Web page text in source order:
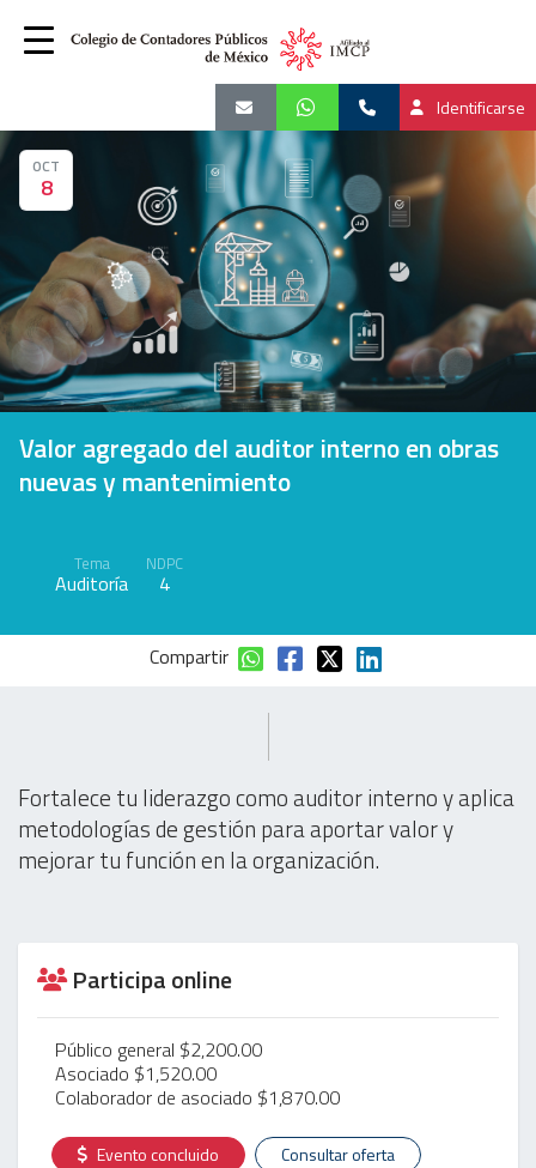
Identificarse
OCT
8
Valor agregado del auditor interno en obras
nuevas y mantenimiento
Tema
Auditoría
NDPC
4
Compartir
Fortalece tu liderazgo como auditor interno y aplica
metodologías de gestión para aportar valor y
mejorar tu función en la organización.
Participa online
Público general $2,200.00
Asociado $1,520.00
Colaborador de asociado $1,870.00
Evento concluido Consultar oferta